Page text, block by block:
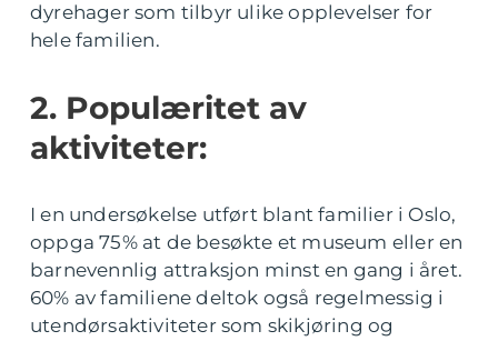
dyrehager som tilbyr ulike opplevelser for
hele familien.
2. Populæritet av
aktiviteter:
I en undersøkelse utført blant familier i Oslo,
oppga 75% at de besøkte et museum eller en
barnevennlig attraksjon minst en gang i året.
60% av familiene deltok også regelmessig i
utendørsaktiviteter som skikjøring og